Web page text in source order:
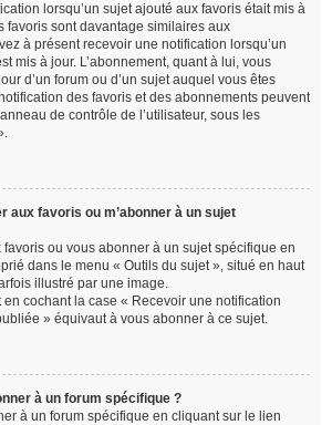
lorsqu’un sujet ajouté aux favoris était mis à
favoris sont davantage similaires aux
à présent recevoir une notification lorsqu’un
mis à jour. L’abonnement, quant à lui, vous
d’un forum ou d’un sujet auquel vous êtes
des favoris et des abonnements peuvent
de contrôle de l’utilisateur, sous les
aux favoris ou m’abonner à un sujet
ou vous abonner à un sujet spécifique en
dans le menu « Outils du sujet », situé en haut
illustré par une image.
en cochant la case « Recevoir une notification
» équivaut à vous abonner à ce sujet.
à un forum spécifique ?
à un forum spécifique en cliquant sur le lien